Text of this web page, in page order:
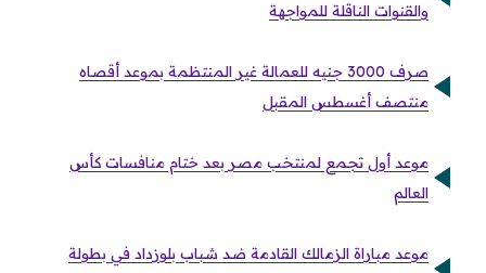
والقنوات الناقلة للمواجهة
صرف 3000 جنيه للعمالة غير المنتظمة بموعد أقصاه
منتصف أغسطس المقبل
موعد أول تجمع لمنتخب مصر بعد ختام منافسات كأس
العالم
موعد مباراة الزمالك القادمة ضد شباب بلوزداد في بطولة